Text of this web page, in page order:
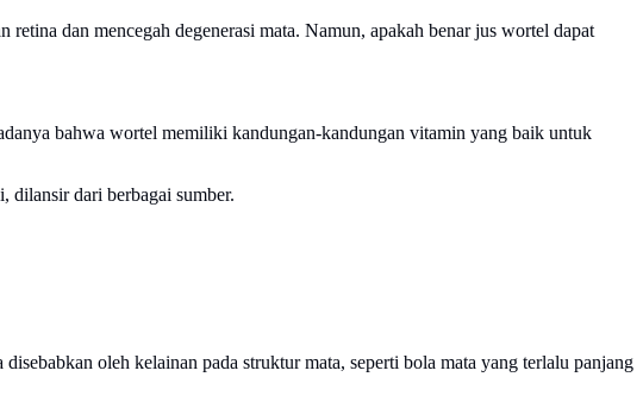
dan mencegah degenerasi mata. Namun, apakah benar jus wortel dapat
bahwa wortel memiliki kandungan-kandungan vitamin yang baik untuk
dilansir dari berbagai sumber.
oleh kelainan pada struktur mata, seperti bola mata yang terlalu panjang